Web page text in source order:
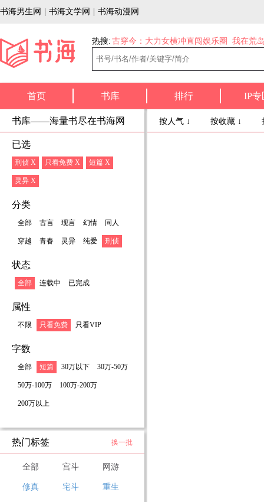
书海男生网 书海文学网 书海动漫网
热搜: 古穿今：大力女横冲直闯娱乐圈 我在荒
首页 书库 排行 IP专
书库——海量书尽在书海网
已选
刑侦 X 只看免费 X 短篇 X
灵异 X
分类
全部 古言 现言 幻情 同人
穿越 青春 灵异 纯爱 刑侦
状态
全部 连载中 已完成
属性
不限 只看免费 只看VIP
字数
全部 短篇 30万以下 30万-50万
50万-100万 100万-200万
200万以上
热门标签 换一批
全部 宫斗 网游
修真 宅斗 重生
按人气 ↓ 按收藏 ↓